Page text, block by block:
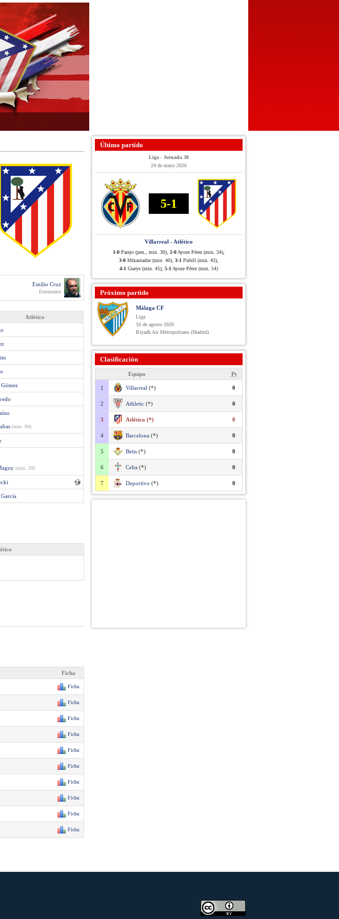
Emilio Cruz
Entrenador
Atlético
(min. 84)
(min. 59)
Ficha
Ficha
Ficha
Ficha
Ficha
Ficha
Ficha
Ficha
Ficha
Ficha
Ficha
Último partido
Liga - Jornada 38
24 de mayo 2026
5-1
Villarreal - Atlético
1-0 Parejo (pen., min. 30), 2-0 Ayoze Pérez (min. 34),
3-0 Mikautadze (min. 40), 3-1 Pubill (min. 43),
4-1 Gueye (min. 45), 5-1 Ayoze Pérez (min. 54)
Próximo partido
Málaga CF
Liga
16 de agosto 2026
Riyadh Air Metropolitano (Madrid)
Clasificación
Equipo Pt
1 Villarreal (*) 0
2 Athletic (*) 0
3 Atlético (*) 0
4 Barcelona (*) 0
5 Betis (*) 0
6 Celta (*) 0
7 Deportivo (*) 0